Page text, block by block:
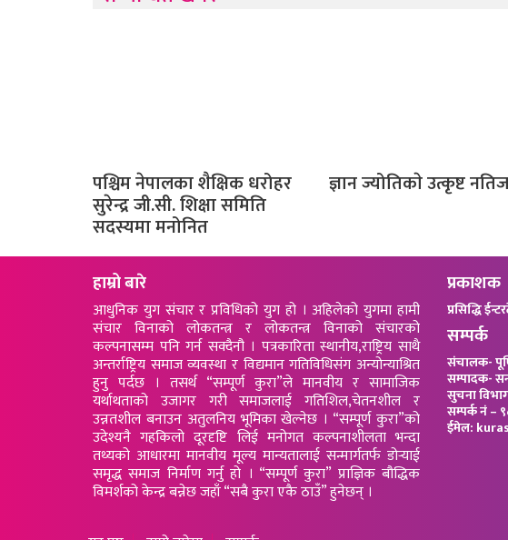
पश्चिम नेपालका शैक्षिक धरोहर
सुरेन्द्र जी.सी. शिक्षा समिति
सदस्यमा मनोनित
ज्ञान ज्योतिकाे उत्कृष्ट
हाम्रो बारे
आधुनिक युग संचार र प्रविधिको युग हो । अहिलेको युगमा हामी
संचार विनाको लोकतन्त्र र लोकतन्त्र विनाको संचारको
कल्पनासम्म पनि गर्न सक्दैनौ । पत्रकारिता स्थानीय,राष्ट्रिय साथै
अन्तर्राष्ट्रिय समाज व्यवस्था र विद्यमान गतिविधिसंग अन्योन्याश्रित
हुनु पर्दछ । तसर्थ “सम्पूर्ण कुरा”ले मानवीय र सामाजिक
यर्थाथताको उजागर गरी समाजलाई गतिशिल,चेतनशील र
उन्नतशील बनाउन अतुलनिय भूमिका खेल्नेछ । “सम्पूर्ण कुरा”को
उदेश्यनै गहकिलो दूरदृष्टि लिई मनोगत कल्पनाशीलता भन्दा
तथ्यको आधारमा मानवीय मूल्य मान्यतालाई सन्मार्गतर्फ डोर्‍याई
समृद्ध समाज निर्माण गर्नु हो । “सम्पूर्ण कुरा” प्राज्ञिक बौद्धिक
विमर्शको केन्द्र बन्नेछ जहाँ “सबै कुरा एकै ठाउँ” हुनेछन् ।
प्रकाशक
प्रसिद्धि
सम्पर्क
संचालक-
सम्पादक-
सुचना
सम्पर्क नं –
ईमेल: